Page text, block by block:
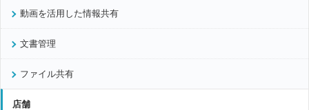
動画を活用した情報共有
文書管理
ファイル共有
店舗